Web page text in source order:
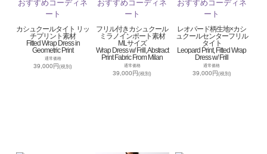
カシュクールタイト リッ
チプリント素材
Fitted Wrap Dress in
Geometric Print
通常価格
39,000円(税別)
フリル付きカシュクール
ミラノインポート素材
MLサイズ
Wrap Dress w/ Frill, Abstract
Print Fabric From Milan
通常価格
39,000円(税別)
レオパード柄生地×カシ
ュクールセンターフリル
タイト
Leopard Print, Fitted Wrap
Dress w/ Frill
通常価格
39,000円(税別)